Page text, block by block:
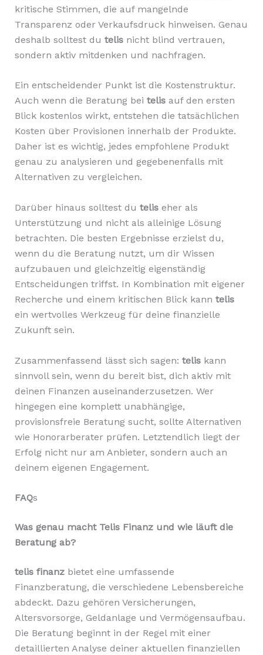
kritische Stimmen, die auf mangelnde
Transparenz oder Verkaufsdruck hinweisen. Genau
deshalb solltest du telisnicht blind vertrauen,
sondern aktiv mitdenken und nachfragen.
Ein entscheidender Punkt ist die Kostenstruktur.
Auch wenn die Beratung bei telisauf den ersten
Blick kostenlos wirkt, entstehen die tatsächlichen
Kosten über Provisionen innerhalb der Produkte.
Daher ist es wichtig, jedes empfohlene Produkt
genau zu analysieren und gegebenenfalls mit
Alternativen zu vergleichen.
Darüber hinaus solltest du teliseher als
Unterstützung und nicht als alleinige Lösung
betrachten. Die besten Ergebnisse erzielst du,
wenn du die Beratung nutzt, um dir Wissen
aufzubauen und gleichzeitig eigenständig
Entscheidungen triffst. In Kombination mit eigener
Recherche und einem kritischen Blick kann telis
ein wertvolles Werkzeug für deine finanzielle
Zukunft sein.
Zusammenfassend lässt sich sagen: teliskann
sinnvoll sein, wenn du bereit bist, dich aktiv mit
deinen Finanzen auseinanderzusetzen. Wer
hingegen eine komplett unabhängige,
provisionsfreie Beratung sucht, sollte Alternativen
wie Honorarberater prüfen. Letztendlich liegt der
Erfolg nicht nur am Anbieter, sondern auch an
deinem eigenen Engagement.
FAQs
Was genau macht Telis Finanz und wie läuft die
Beratung ab?
telis finanzbietet eine umfassende
Finanzberatung, die verschiedene Lebensbereiche
abdeckt. Dazu gehören Versicherungen,
Altersvorsorge, Geldanlage und Vermögensaufbau.
Die Beratung beginnt in der Regel mit einer
detaillierten Analyse deiner aktuellen finanziellen